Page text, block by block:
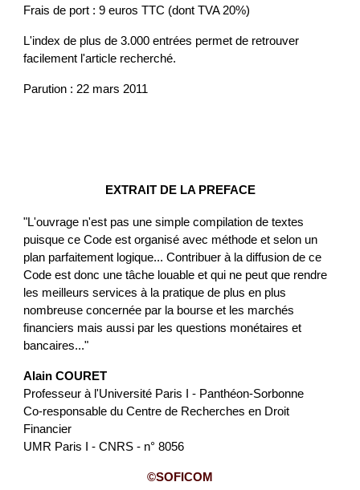
Frais de port : 9 euros TTC (dont TVA 20%)
L'index de plus de 3.000 entrées permet de retrouver
facilement l'article recherché.
Parution : 22 mars 2011
EXTRAIT DE LA PREFACE
"L'ouvrage n'est pas une simple compilation de textes
puisque ce Code est organisé avec méthode et selon un
plan parfaitement logique... Contribuer à la diffusion de ce
Code est donc une tâche louable et qui ne peut que rendre
les meilleurs services à la pratique de plus en plus
nombreuse concernée par la bourse et les marchés
financiers mais aussi par les questions monétaires et
bancaires..."
Alain COURET
Professeur à l'Université Paris I - Panthéon-Sorbonne
Co-responsable du Centre de Recherches en Droit
Financier
UMR Paris I - CNRS - n° 8056
©SOFICOM